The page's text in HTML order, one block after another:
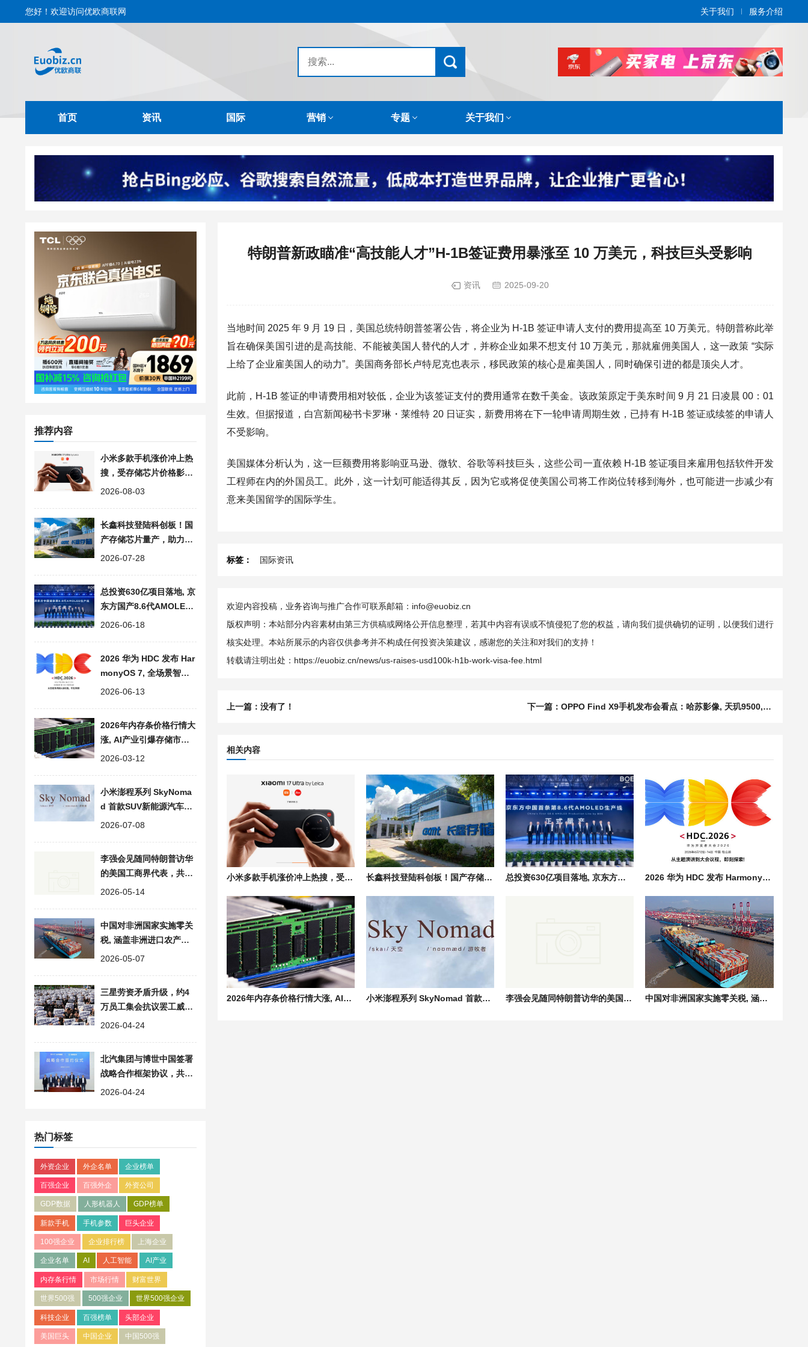
您好！欢迎访问优欧商联网 关于我们 服务介绍
首页 资讯 国际 营销 专题 关于我们
推荐内容
小米多款手机涨价冲上热
搜，受存储芯片价格影响
部分机型上调300-500元
2026-08-03
长鑫科技登陆科创板！国
产存储芯片量产，助力存
储产业链自主发展
2026-07-28
总投资630亿项目落地, 京
东方国产8.6代AMOLED
柔性显示屏量产
2026-06-18
2026 华为 HDC 发布 Har
monyOS 7, 全场景智能
操作系统迈入 Agent 时
2026-06-13
2026年内存条价格行情大
涨, AI产业引爆存储市场
供需失衡, 消费端全面承
2026-03-12
小米澎程系列 SkyNoma
d 首款SUV新能源汽车预
计7月底发布、8月正式上
2026-07-08
李强会见随同特朗普访华
的美国工商界代表，共话
中美经贸合作
2026-05-14
中国对非洲国家实施零关
税, 涵盖非洲进口农产品/
矿产资源/工业品等全品类
2026-05-07
三星劳资矛盾升级，约4
万员工集会抗议罢工威胁
要求涨薪分红
2026-04-24
北汽集团与博世中国签署
战略合作框架协议，共探
智能出行新未来
2026-04-24
热门标签
外资企业 外企名单 企业榜单
百强企业 百强外企 外资公司
GDP数据 人形机器人 GDP榜单
新款手机 手机参数 巨头企业
100强企业 企业排行榜 上海企业
企业名单 AI 人工智能 AI产业
内存条行情 市场行情 财富世界
世界500强 500强企业 世界500强企业
科技企业 百强榜单 头部企业
美国巨头 中国企业 中国500强
特朗普新政瞄准“高技能人才”H-1B签证费用暴涨至 10 万美元，科技巨头受影响
资讯 2025-09-20
当地时间 2025 年 9 月 19 日，美国总统特朗普签署公告，将企业为 H-1B 签证申请人支付的费用提高至 10 万美元。 特朗普称此举
旨在确保美国引进的是高技能、不能被美国人替代的人才，并称企业如果不想支付 10 万美元，那就雇佣美国人，这一政策 “实际
上给了企业雇美国人的动力”。美国商务部长卢特尼克也表示，移民政策的核心是雇美国人，同时确保引进的都是顶尖人才。
此前，H-1B 签证的申请费用相对较低，企业为该签证支付的费用通常在数千美金。该政策原定于美东时间 9 月 21 日凌晨 00：01
生效。但据报道，白宫新闻秘书卡罗琳・莱维特 20 日证实，新费用将在下一轮申请周期生效，已持有 H-1B 签证或续签的申请人
不受影响。
美国媒体分析认为，这一巨额费用将影响亚马逊、微软、谷歌等科技巨头，这些公司一直依赖 H-1B 签证项目来雇用包括软件开发
工程师在内的外国员工。此外，这一计划可能适得其反，因为它或将促使美国公司将工作岗位转移到海外，也可能进一步减少有
意来美国留学的国际学生。
标签： 国际资讯
欢迎内容投稿，业务咨询与推广合作可联系邮箱：info@euobiz.cn
版权声明：本站部分内容素材由第三方供稿或网络公开信息整理，若其中内容有误或不慎侵犯了您的权益，请向我们提供确切的证明，以便我们进行
核实处理。本站所展示的内容仅供参考并不构成任何投资决策建议，感谢您的关注和对我们的支持！
转载请注明出处： https://euobiz.cn/news/us-raises-usd100k-h1b-work-visa-fee.html
上一篇：没有了！ 下一篇：OPPO Find X9手机发布会看点：哈苏影像, 天玑9500, ColorOS 16, 大电池续航
相关内容
小米多款手机涨价冲上热搜，受存储芯片价格影响部分机型上调300-500元 长鑫科技登陆科创板！国产存储芯片量产，助力存储产业链自主发展 总投资630亿项目落地, 京东方国产8.6代AMOLED柔性显示屏量产 2026 华为 HDC 发布 HarmonyOS 7, 全场景智能操作系统迈入 Agent 时代
2026年内存条价格行情大涨, AI产业引爆存储市场供需失衡, 消费端全面承压 小米澎程系列 SkyNomad 首款SUV新能源汽车预计7月底发布、8月正式上市 李强会见随同特朗普访华的美国工商界代表，共话中美经贸合作 中国对非洲国家实施零关税, 涵盖非洲进口农产品/矿产资源/工业品等全品类